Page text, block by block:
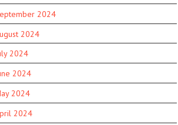
2024
2024
2024
2024
2024
2024